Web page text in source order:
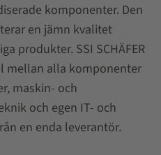
komponenter. Den
en jämn kvalitet
produkter. SSI SCHÄFER
mellan alla komponenter
maskin- och
och egen IT- och
en enda leverantör.